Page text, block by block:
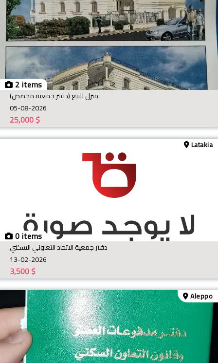
2 items
منزل للبيع (دفتر جمعية مخصص)
05-08-2026
$
25,000
0 items
Latakia
دفتر جمعية الاتحاد التعاوني السكني
13-02-2026
$
3,500
Aleppo